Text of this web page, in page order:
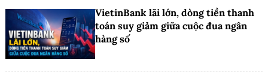
VietinBank lãi lớn, dòng tiền thanh
toán suy giảm giữa cuộc đua ngân
hàng số